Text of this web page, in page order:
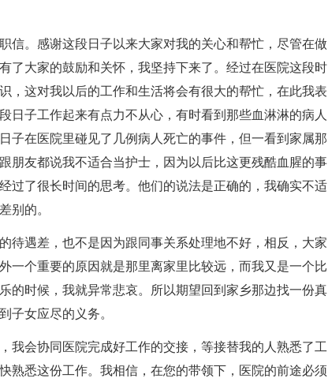
信。感谢这段日子以来大家对我的关心和帮忙，尽管在做
了大家的鼓励和关怀，我坚持下来了。经过在医院这段时
，这对我以后的工作和生活将会有很大的帮忙，在此我表
日子工作起来有点力不从心，有时看到那些血淋淋的病人
子在医院里碰见了几例病人死亡的事件，但一看到家属那
朋友都说我不适合当护士，因为以后比这更残酷血腥的事
过了很长时间的思考。他们的说法是正确的，我确实不适
别的。
待遇差，也不是因为跟同事关系处理地不好，相反，大家
一个重要的原因就是那里离家里比较远，而我又是一个比
的时候，我就异常悲哀。所以期望回到家乡那边找一份真
子女应尽的义务。
我会协同医院完成好工作的交接，等接替我的人熟悉了工
熟悉这份工作。我相信，在您的带领下，医院的前途必须